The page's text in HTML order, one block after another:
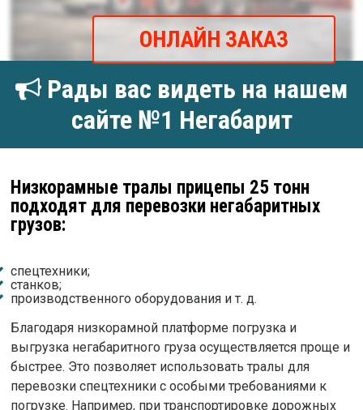
ОНЛАЙН ЗАКАЗ
Рады вас видеть на нашем
сайте №1 Негабарит
Низкорамные тралы прицепы 25 тонн
подходят для перевозки негабаритных
грузов:
спецтехники;
станков;
производственного оборудования и т. д.
Благодаря низкорамной платформе погрузка и
выгрузка негабаритного груза осуществляется проще и
быстрее. Это позволяет использовать тралы для
перевозки спецтехники с особыми требованиями к
погрузке. Например, при транспортировке дорожных